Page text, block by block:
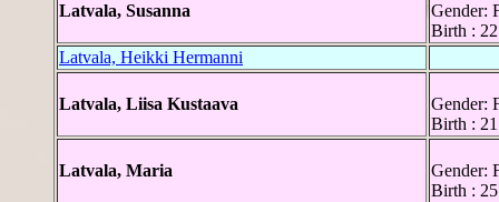
Latvala, Susanna
Gender:
Birth :
Latvala, Heikki Hermanni
Latvala, Liisa Kustaava
Gender:
Birth :
Latvala, Maria
Gender:
Birth :